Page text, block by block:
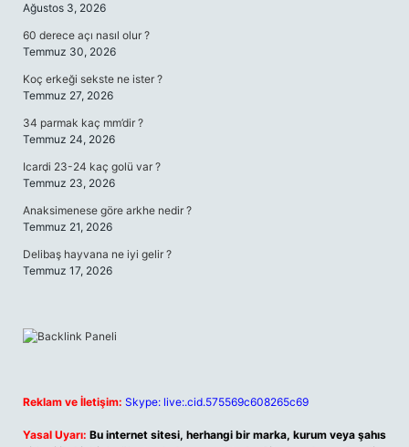
Ağustos 3, 2026
60 derece açı nasıl olur ?
Temmuz 30, 2026
Koç erkeği sekste ne ister ?
Temmuz 27, 2026
34 parmak kaç mm’dir ?
Temmuz 24, 2026
Icardi 23-24 kaç golü var ?
Temmuz 23, 2026
Anaksimenese göre arkhe nedir ?
Temmuz 21, 2026
Delibaş hayvana ne iyi gelir ?
Temmuz 17, 2026
Reklam ve İletişim: Skype: live:.cid.575569c608265c69
Yasal Uyarı: Bu internet sitesi, herhangi bir marka, kurum veya şahıs